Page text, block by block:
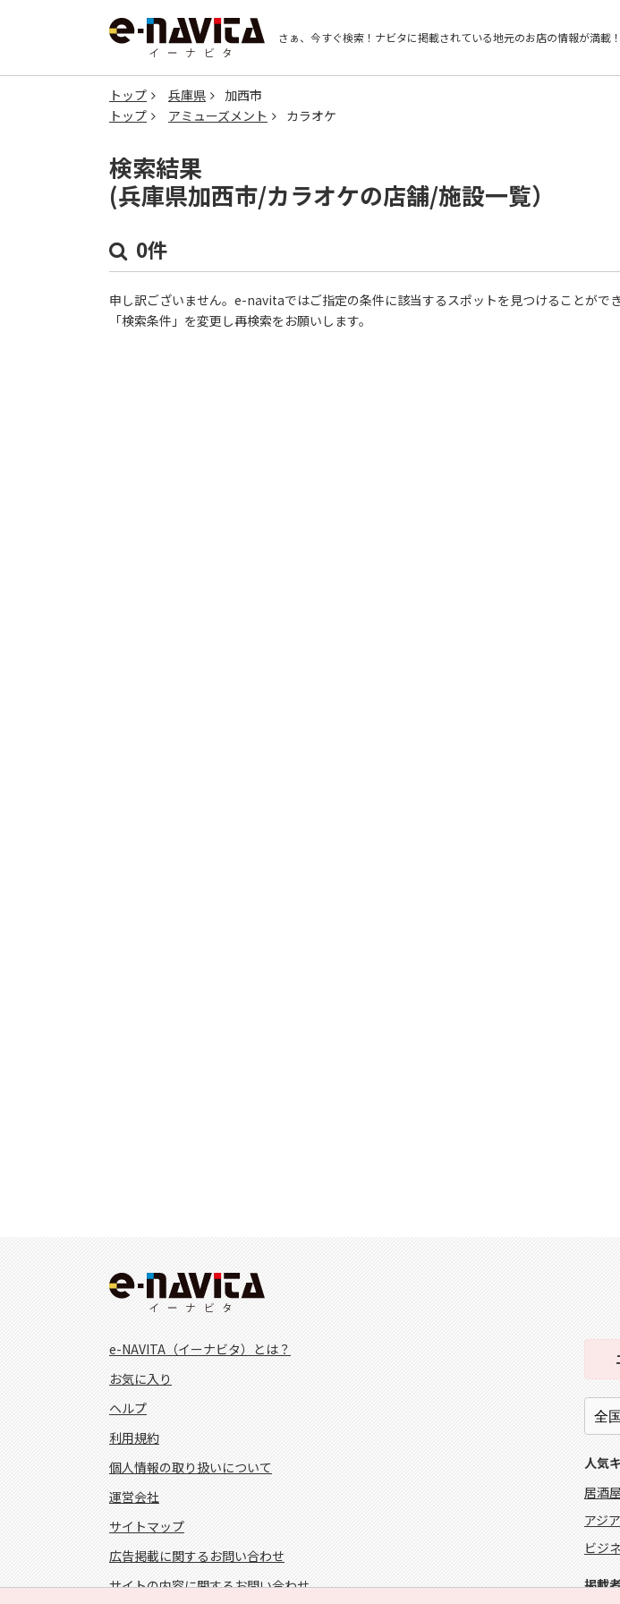
さぁ、今すぐ検索！ ナビタに掲載されている地元のお店の情報が満載！
トップ 兵庫県
加西市
トップ
アミューズメント カラオケ
検索結果
(兵庫県加西市/カラオケの店舗/施設一覧）
0件
申し訳ございません。e-navitaではご指定の条件に該当するスポットを見つけることがで
「検索条件」を変更し再検索をお願いします。
e-NAVITA（イーナビタ）とは？
お気に入り
ヘルプ
利用規約
個人情報の取り扱いについて
運営会社
サイトマップ
広告掲載に関するお問い合わせ
サイトの内容に関するお問い合わせ
人気
居酒屋
アジ
ビジ
掲載